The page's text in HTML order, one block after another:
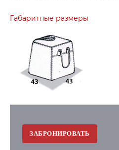
Габаритные размеры
ЗАБРОНИРОВАТЬ